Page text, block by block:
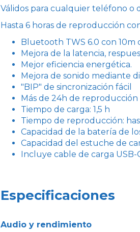
Válidos para cualquier teléfono o
Hasta 6 horas de reproducción
Bluetooth TWS 6.0 con 10m
Mejora de la latencia,
Mejor eficiencia energética.
Mejora de sonido mediante
"BIP" de sincronización fácil
Más de 24h de
Tiempo de carga: 1,5 h
Tiempo de reproducción:
Capacidad de la batería de
Capacidad del estuche de
Incluye cable de carga
Especificaciones
Audio y rendimiento